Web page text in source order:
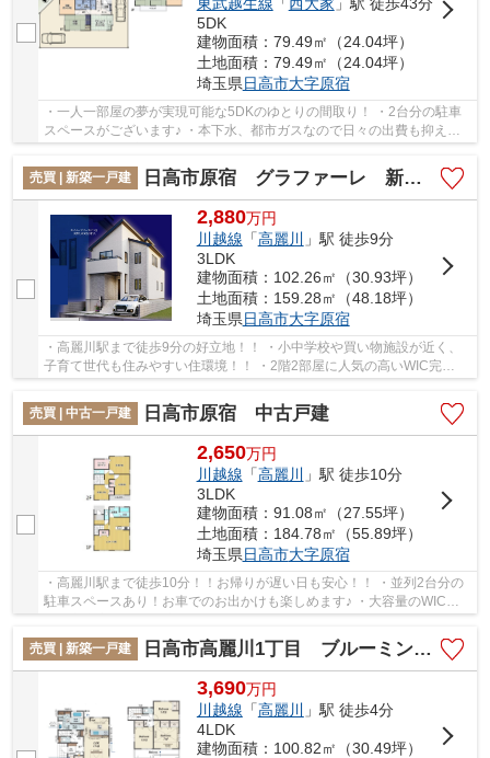
東武越生線 「西大家 」駅 徒歩43分
5DK
建物面積：79.49㎡（24.04坪）
土地面積：79.49㎡（24.04坪）
埼玉県日高市大字原宿
・一人一部屋の夢が実現可能な5DKのゆとりの間取り！ ・2台分の駐車
スペースがございます♪ ・本下水、都市ガスなので日々の出費も抑えら
売買 | 新築一戸建
日高市原宿 グラファーレ 新築戸建 全1棟 1号棟
2,880万円
川越線 「高麗川
」駅 徒歩9分
3LDK
建物面積：102.26㎡（30.93坪）
土地面積：159.28㎡（48.18坪）
埼玉県日高市大字原宿
・高麗川駅まで徒歩9分の好立地！！ ・小中学校や買い物施設が近く、
子育て世代も住みやすい住環境！！ ・2階2部屋に人気の高いWIC完
売買 | 中古一戸建
日高市原宿 中古戸建
2,650万円
川越線 「高麗川
」駅 徒歩10分
3LDK
建物面積：91.08㎡（27.55坪）
土地面積：184.78㎡（55.89坪）
埼玉県日高市大字原宿
・高麗川駅まで徒歩10分！！お帰りが遅い日も安心！！ ・並列2台分の
駐車スペースあり！お車でのお出かけも楽しめます♪ ・大容量のWIC付
売買 | 新築一戸建
日高市高麗川1丁目 ブルーミングガーデン 新築戸建 全5棟 5号棟
3,690万円
川越線 「高麗川
」駅 徒歩4分
4LDK
建物面積：100.82㎡（30.49坪）